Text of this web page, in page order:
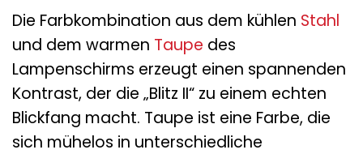
Die Farbkombination aus dem kühlen Stahl
und dem warmen Taupe des
Lampenschirms erzeugt einen spannenden
Kontrast, der die „Blitz II“ zu einem echten
Blickfang macht. Taupe ist eine Farbe, die
sich mühelos in unterschiedliche